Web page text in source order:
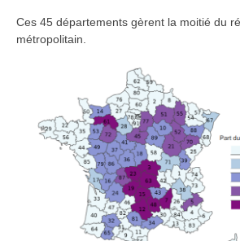
Ces 45 départements gèrent la moitié du
métropolitain.